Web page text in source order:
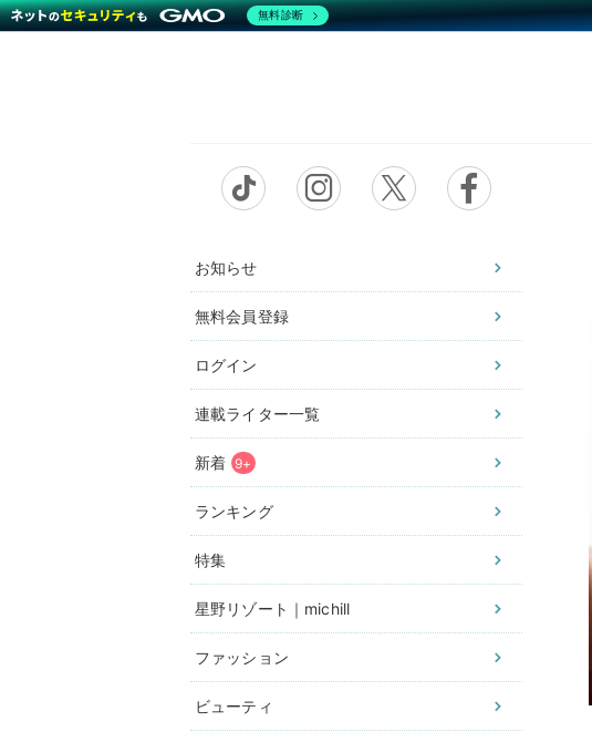
お知らせ
無料会員登録
ログイン
連載ライター一覧
新着 9+
ランキング
特集
星野リゾート｜michill
ファッション
ビューティ
無料診断